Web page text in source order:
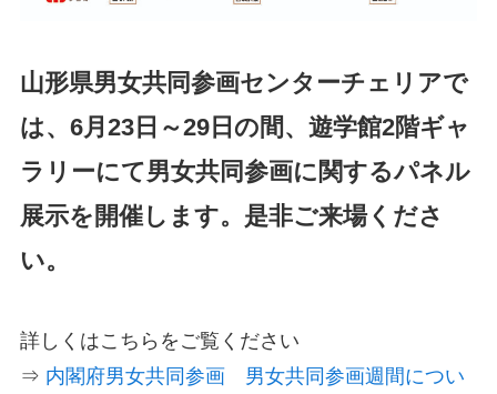
山形県男女共同参画センターチェリアで
は、6月23日～29日の間、遊学館2階ギャ
ラリーにて男女共同参画に関するパネル
展示を開催します。是非ご来場くださ
い。
詳しくはこちらをご覧ください
⇒ 内閣府男女共同参画 男女共同参画週間につい